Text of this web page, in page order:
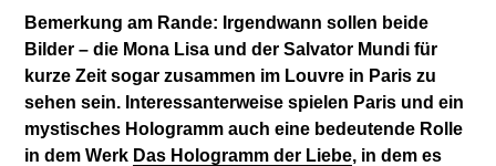
Bemerkung am Rande: Irgendwann sollen beide
Bilder – die Mona Lisa und der Salvator Mundi für
kurze Zeit sogar zusammen im Louvre in Paris zu
sehen sein. Interessanterweise spielen Paris und ein
mystisches Hologramm auch eine bedeutende Rolle
in dem Werk Das Hologramm der Liebe, in dem es